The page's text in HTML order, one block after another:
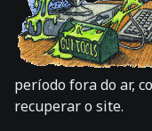
período fora do ar,
recuperar o site.